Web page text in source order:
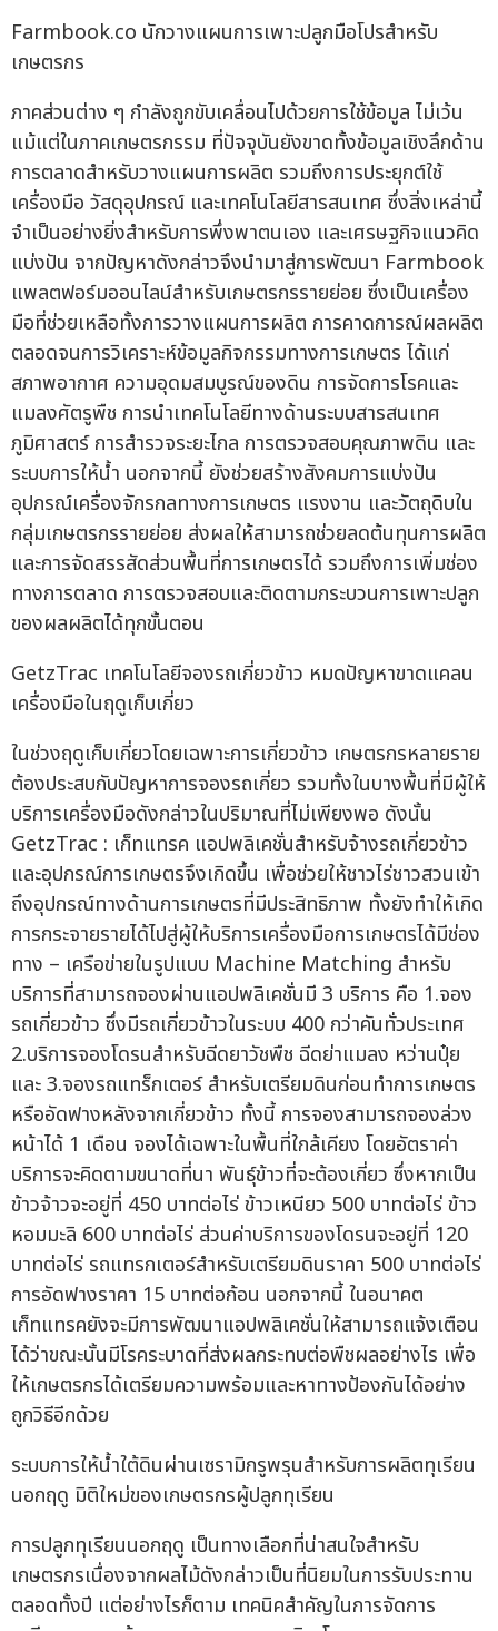
Farmbook.co นักวางแผนการเพาะปลูกมือโปรสำหรับ
เกษตรกร
ภาคส่วนต่าง ๆ กำลังถูกขับเคลื่อนไปด้วยการใช้ข้อมูล ไม่เว้น
แม้แต่ในภาคเกษตรกรรม ที่ปัจจุบันยังขาดทั้งข้อมูลเชิงลึกด้าน
การตลาดสำหรับวางแผนการผลิต รวมถึงการประยุกต์ใช้
เครื่องมือ วัสดุอุปกรณ์ และเทคโนโลยีสารสนเทศ ซึ่งสิ่งเหล่านี้
จำเป็นอย่างยิ่งสำหรับการพึ่งพาตนเอง และเศรษฐกิจแนวคิด
แบ่งปัน จากปัญหาดังกล่าวจึงนำมาสู่การพัฒนา Farmbook
แพลตฟอร์มออนไลน์สำหรับเกษตรกรรายย่อย ซึ่งเป็นเครื่อง
มือที่ช่วยเหลือทั้งการวางแผนการผลิต การคาดการณ์ผลผลิต
ตลอดจนการวิเคราะห์ข้อมูลกิจกรรมทางการเกษตร ได้แก่
สภาพอากาศ ความอุดมสมบูรณ์ของดิน การจัดการโรคและ
แมลงศัตรูพืช การนำเทคโนโลยีทางด้านระบบสารสนเทศ
ภูมิศาสตร์ การสำรวจระยะไกล การตรวจสอบคุณภาพดิน และ
ระบบการให้น้ำ นอกจากนี้ ยังช่วยสร้างสังคมการแบ่งปัน
อุปกรณ์เครื่องจักรกลทางการเกษตร แรงงาน และวัตถุดิบใน
กลุ่มเกษตรกรรายย่อย ส่งผลให้สามารถช่วยลดต้นทุนการผลิต
และการจัดสรรสัดส่วนพื้นที่การเกษตรได้ รวมถึงการเพิ่มช่อง
ทางการตลาด การตรวจสอบและติดตามกระบวนการเพาะปลูก
ของผลผลิตได้ทุกขั้นตอน
GetzTrac เทคโนโลยีจองรถเกี่ยวข้าว หมดปัญหาขาดแคลน
เครื่องมือในฤดูเก็บเกี่ยว
ในช่วงฤดูเก็บเกี่ยวโดยเฉพาะการเกี่ยวข้าว เกษตรกรหลายราย
ต้องประสบกับปัญหาการจองรถเกี่ยว รวมทั้งในบางพื้นที่มีผู้ให้
บริการเครื่องมือดังกล่าวในปริมาณที่ไม่เพียงพอ ดังนั้น
GetzTrac : เก็ทแทรค แอปพลิเคชั่นสำหรับจ้างรถเกี่ยวข้าว
และอุปกรณ์การเกษตรจึงเกิดขึ้น เพื่อช่วยให้ชาวไร่ชาวสวนเข้า
ถึงอุปกรณ์ทางด้านการเกษตรที่มีประสิทธิภาพ ทั้งยังทำให้เกิด
การกระจายรายได้ไปสู่ผู้ให้บริการเครื่องมือการเกษตรได้มีช่อง
ทาง – เครือข่ายในรูปแบบ Machine Matching สำหรับ
บริการที่สามารถจองผ่านแอปพลิเคชั่นมี 3 บริการ คือ 1.จอง
รถเกี่ยวข้าว ซึ่งมีรถเกี่ยวข้าวในระบบ 400 กว่าคันทั่วประเทศ
2.บริการจองโดรนสำหรับฉีดยาวัชพืช ฉีดย่าแมลง หว่านปุ๋ย
และ 3.จองรถแทร็กเตอร์ สำหรับเตรียมดินก่อนทำการเกษตร
หรืออัดฟางหลังจากเกี่ยวข้าว ทั้งนี้ การจองสามารถจองล่วง
หน้าได้ 1 เดือน จองได้เฉพาะในพื้นที่ใกล้เคียง โดยอัตราค่า
บริการจะคิดตามขนาดที่นา พันธุ์ข้าวที่จะต้องเกี่ยว ซึ่งหากเป็น
ข้าวจ้าวจะอยู่ที่ 450 บาทต่อไร่ ข้าวเหนียว 500 บาทต่อไร่ ข้าว
หอมมะลิ 600 บาทต่อไร่ ส่วนค่าบริการของโดรนจะอยู่ที่ 120
บาทต่อไร่ รถแทรกเตอร์สำหรับเตรียมดินราคา 500 บาทต่อไร่
การอัดฟางราคา 15 บาทต่อก้อน นอกจากนี้ ในอนาคต
เก็ทแทรคยังจะมีการพัฒนาแอปพลิเคชั่นให้สามารถแจ้งเตือน
ได้ว่าขณะนั้นมีโรคระบาดที่ส่งผลกระทบต่อพืชผลอย่างไร เพื่อ
ให้เกษตรกรได้เตรียมความพร้อมและหาทางป้องกันได้อย่าง
ถูกวิธีอีกด้วย
ระบบการให้น้ำใต้ดินผ่านเซรามิกรูพรุนสำหรับการผลิตทุเรียน
นอกฤดู มิติใหม่ของเกษตรกรผู้ปลูกทุเรียน
การปลูกทุเรียนนอกฤดู เป็นทางเลือกที่น่าสนใจสำหรับ
เกษตรกรเนื่องจากผลไม้ดังกล่าวเป็นที่นิยมในการรับประทาน
ตลอดทั้งปี แต่อย่างไรก็ตาม เทคนิคสำคัญในการจัดการ